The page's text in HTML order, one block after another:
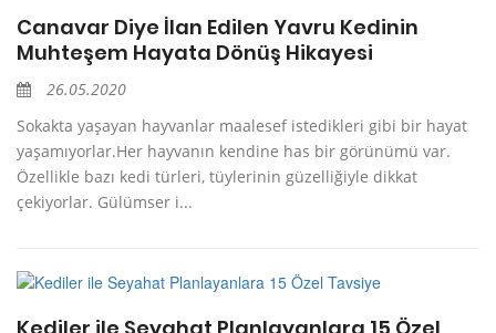
Canavar Diye İlan Edilen Yavru Kedinin
Muhteşem Hayata Dönüş Hikayesi
26.05.2020
Sokakta yaşayan hayvanlar maalesef istedikleri gibi bir hayat
yaşamıyorlar.Her hayvanın kendine has bir görünümü var.
Özellikle bazı kedi türleri, tüylerinin güzelliğiyle dikkat
çekiyorlar. Gülümser i...